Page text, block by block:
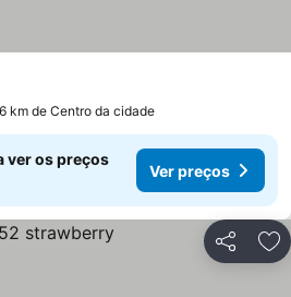
km de Centro da cidade
ver os preços
Ver preços
Partilhar